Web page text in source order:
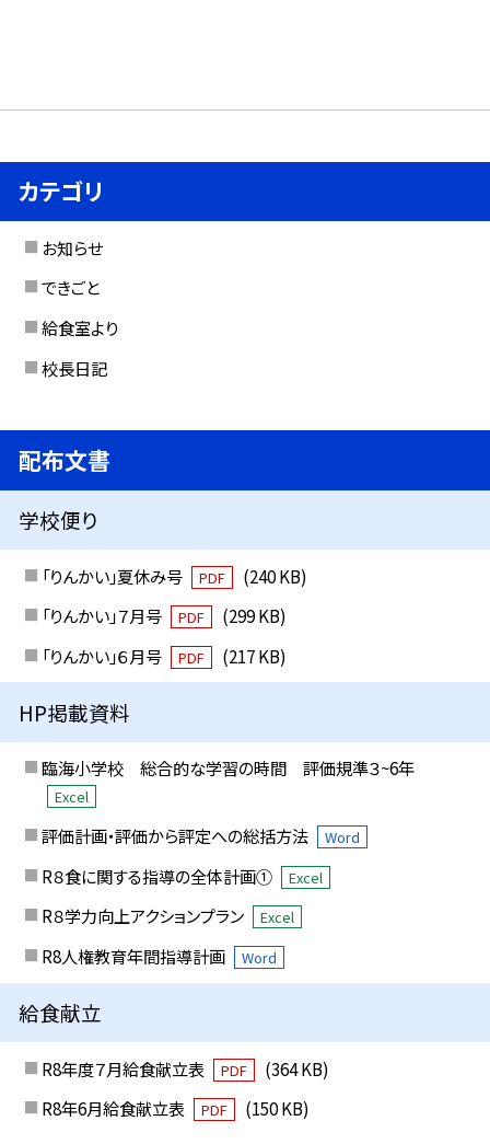
カテゴリ
お知らせ
できごと
給食室より
校長日記
配布文書
学校便り
「りんかい」夏休み号 PDF
(240 KB)
「りんかい」７月号
PDF
(299 KB)
「りんかい」６月号
PDF (217 KB)
HP掲載資料
臨海小学校 総合的な学習の時間 評価規準３~6年
Excel
評価計画・評価から評定への総括方法 Word
R８食に関する指導の全体計画① Excel
R８学力向上アクションプラン Excel
R8人権教育年間指導計画 Word
給食献立
R8年度７月給食献立表 PDF
(364 KB)
R8年6月給食献立表
PDF (150 KB)